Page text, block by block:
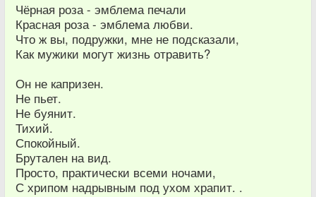
Чёрная роза - эмблема печали
Красная роза - эмблема любви.
Что ж вы, подружки, мне не подсказали,
Как мужики могут жизнь отравить?
Он не капризен.
Не пьет.
Не буянит.
Тихий.
Спокойный.
Брутален на вид.
Просто, практически всеми ночами,
С хрипом надрывным под ухом храпит. .